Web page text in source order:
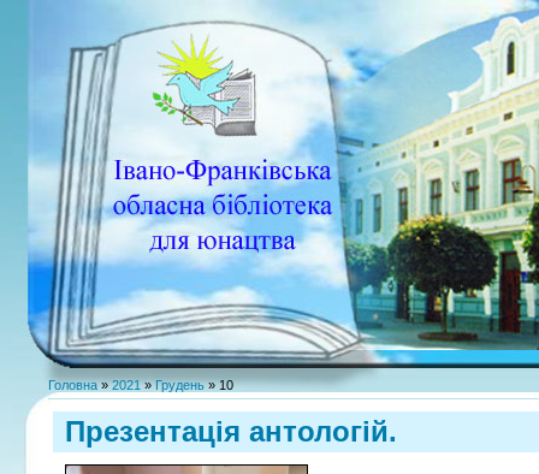
Головна»2021 » Грудень » 10
Презентація антологій.